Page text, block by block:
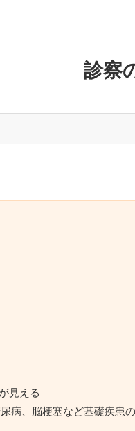
診察
見える
病、脳梗塞など基礎疾患